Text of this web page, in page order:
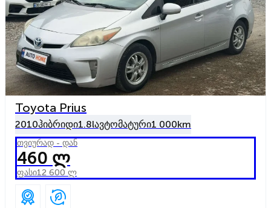
Toyota Prius
2010ჰიბრიდი1.8lავტომატური1 000km
თვიურად - დან
460 ლ
ფასი12 600 ლ